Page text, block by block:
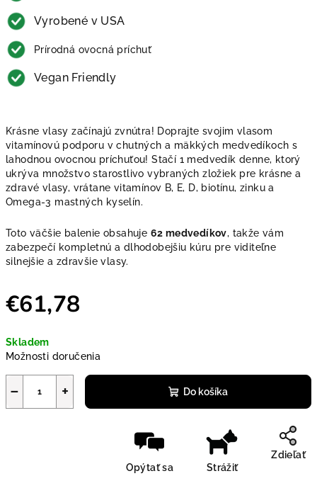
Vyrobené v USA
Prírodná ovocná príchuť
Vegan Friendly
Krásne vlasy začínajú zvnútra! Doprajte svojim vlasom
vitamínovú podporu v chutných a mäkkých medvedíkoch s
lahodnou ovocnou príchuťou! Stačí 1 medvedík denne, ktorý
ukrýva množstvo starostlivo vybraných zložiek pre krásne a
zdravé vlasy, vrátane vitamínov B, E, D, biotínu, zinku a
Omega-3 mastných kyselín.
Toto väčšie balenie obsahuje 62 medvedíkov, takže vám
zabezpečí kompletnú a dlhodobejšiu kúru pre viditeľne
silnejšie a zdravšie vlasy.
€61,78
Skladem
Možnosti doručenia
+
− Do košíka
Opýtať sa Strážiť
Zdieľať